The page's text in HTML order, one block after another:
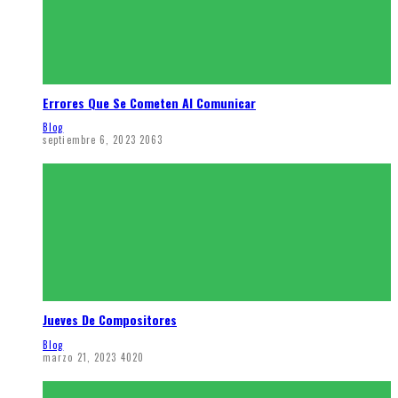
Errores Que Se Cometen Al Comunicar
Blog
septiembre 6, 2023 2063
Jueves De Compositores
Blog
marzo 21, 2023 4020